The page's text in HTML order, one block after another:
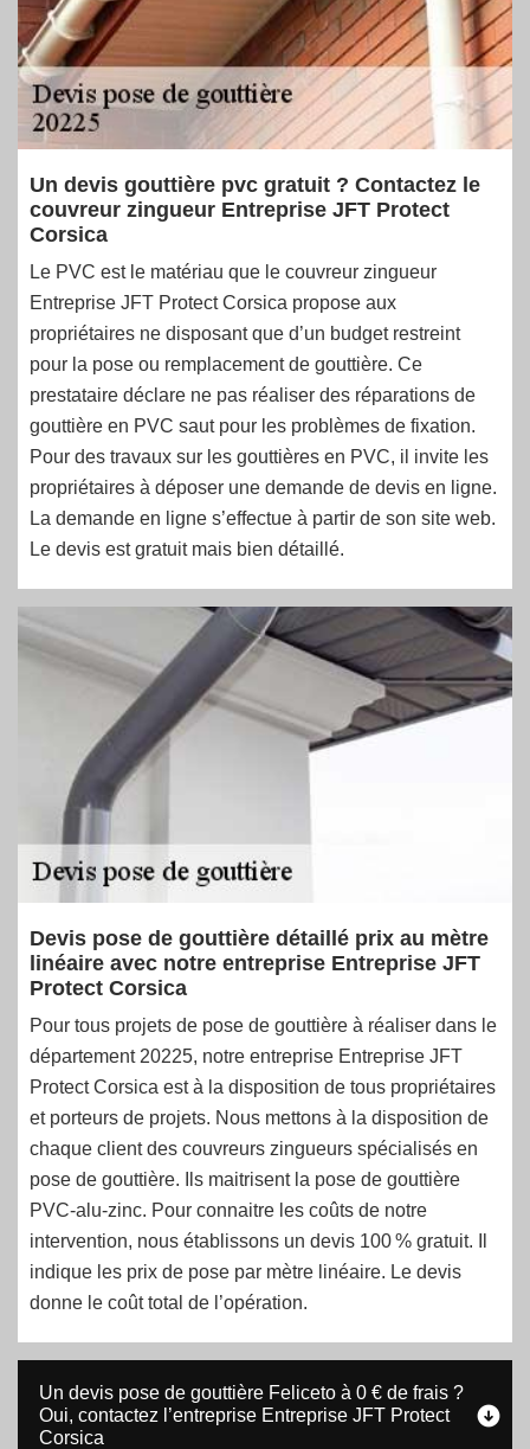
Un devis gouttière pvc gratuit ? Contactez le
couvreur zingueur Entreprise JFT Protect
Corsica
Le PVC est le matériau que le couvreur zingueur
Entreprise JFT Protect Corsica propose aux
propriétaires ne disposant que d’un budget restreint
pour la pose ou remplacement de gouttière. Ce
prestataire déclare ne pas réaliser des réparations de
gouttière en PVC saut pour les problèmes de fixation.
Pour des travaux sur les gouttières en PVC, il invite les
propriétaires à déposer une demande de devis en ligne.
La demande en ligne s’effectue à partir de son site web.
Le devis est gratuit mais bien détaillé.
Devis pose de gouttière détaillé prix au mètre
linéaire avec notre entreprise Entreprise JFT
Protect Corsica
Pour tous projets de pose de gouttière à réaliser dans le
département 20225, notre entreprise Entreprise JFT
Protect Corsica est à la disposition de tous propriétaires
et porteurs de projets. Nous mettons à la disposition de
chaque client des couvreurs zingueurs spécialisés en
pose de gouttière. Ils maitrisent la pose de gouttière
PVC-alu-zinc. Pour connaitre les coûts de notre
intervention, nous établissons un devis 100 % gratuit. Il
indique les prix de pose par mètre linéaire. Le devis
donne le coût total de l’opération.
Un devis pose de gouttière Feliceto à 0 € de frais ?
Oui, contactez l’entreprise Entreprise JFT Protect
Corsica